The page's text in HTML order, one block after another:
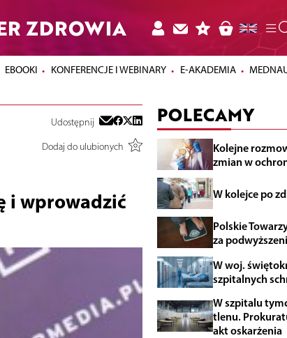
ZDROWIA
EBOOKI KONFERENCJE I WEBINARY E-AKADEMIA
Udostępnij
Dodaj do ulubionych
i wprowadzić
POLECAMY
Kolejne
zmian w
W kolejce po
Polskie
za
W woj.
szpitalnych
W szpitalu
tlenu.
akt oskarżenia